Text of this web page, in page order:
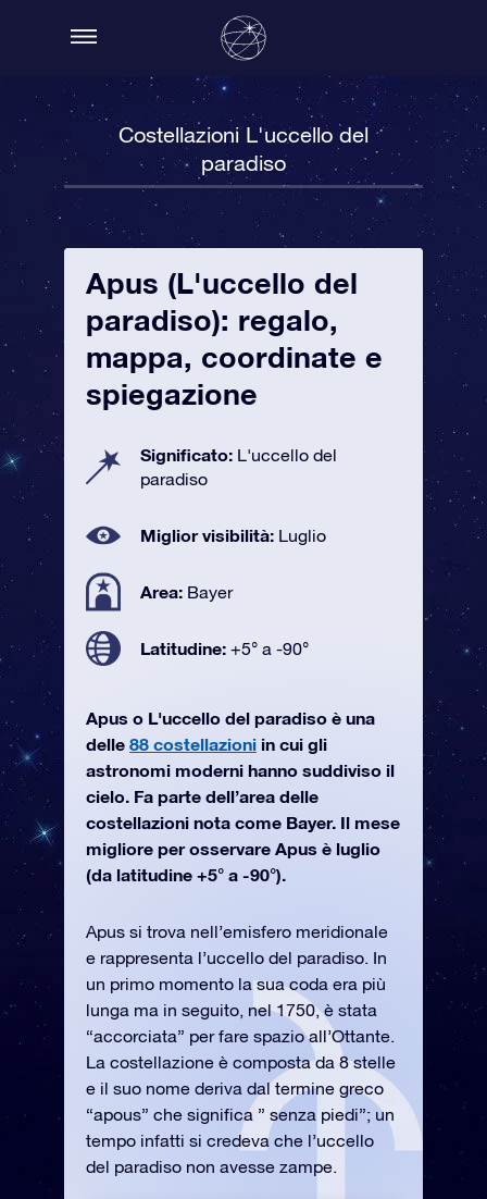
Costellazioni L'uccello del
paradiso
Apus (L'uccello del
paradiso): regalo,
mappa, coordinate e
spiegazione
Significato: L'uccello del
paradiso
Miglior visibilità: Luglio
Area: Bayer
Latitudine: +5° a -90°
Apus o L'uccello del paradiso è una
delle 88 costellazioni in cui gli
astronomi moderni hanno suddiviso il
cielo. Fa parte dell’area delle
costellazioni nota come Bayer. Il mese
migliore per osservare Apus è luglio
(da latitudine +5° a -90°).
Apus si trova nell’emisfero meridionale
e rappresenta l’uccello del paradiso. In
un primo momento la sua coda era più
lunga ma in seguito, nel 1750, è stata
“accorciata” per fare spazio all’Ottante.
La costellazione è composta da 8 stelle
e il suo nome deriva dal termine greco
“apous” che significa ” senza piedi”; un
tempo infatti si credeva che l’uccello
del paradiso non avesse zampe.